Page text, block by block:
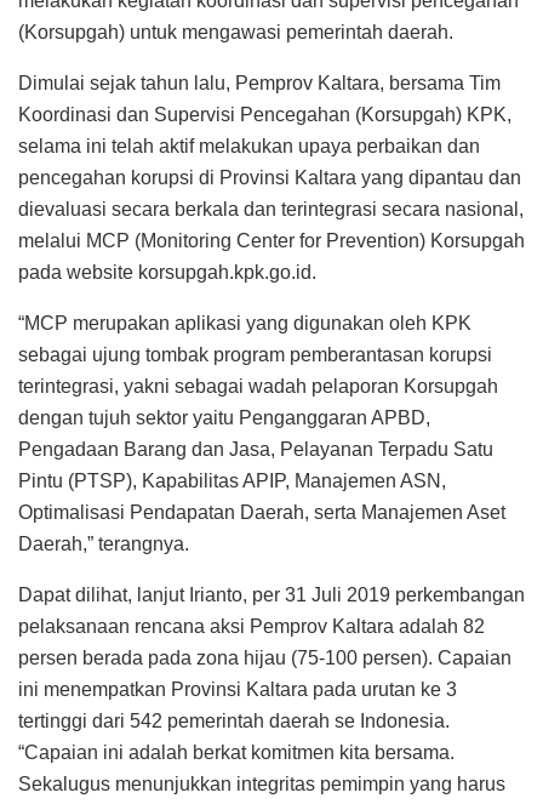
(Korsupgah) untuk mengawasi pemerintah daerah.
Dimulai sejak tahun lalu, Pemprov Kaltara, bersama Tim
Koordinasi dan Supervisi Pencegahan (Korsupgah) KPK,
selama ini telah aktif melakukan upaya perbaikan dan
pencegahan korupsi di Provinsi Kaltara yang dipantau dan
dievaluasi secara berkala dan terintegrasi secara nasional,
melalui MCP (Monitoring Center for Prevention) Korsupgah
pada website korsupgah.kpk.go.id.
“MCP merupakan aplikasi yang digunakan oleh KPK
sebagai ujung tombak program pemberantasan korupsi
terintegrasi, yakni sebagai wadah pelaporan Korsupgah
dengan tujuh sektor yaitu Penganggaran APBD,
Pengadaan Barang dan Jasa, Pelayanan Terpadu Satu
Pintu (PTSP), Kapabilitas APIP, Manajemen ASN,
Optimalisasi Pendapatan Daerah, serta Manajemen Aset
Daerah,” terangnya.
Dapat dilihat, lanjut Irianto, per 31 Juli 2019 perkembangan
pelaksanaan rencana aksi Pemprov Kaltara adalah 82
persen berada pada zona hijau (75-100 persen). Capaian
ini menempatkan Provinsi Kaltara pada urutan ke 3
tertinggi dari 542 pemerintah daerah se Indonesia.
“Capaian ini adalah berkat komitmen kita bersama.
Sekalugus menunjukkan integritas pemimpin yang harus